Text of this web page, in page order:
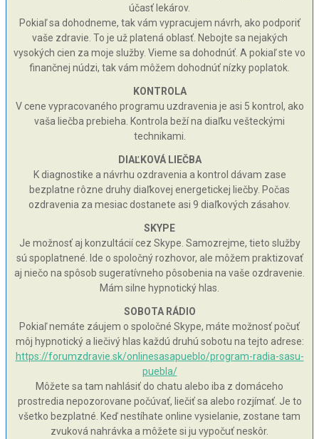
účasť lekárov.
Pokiaľ sa dohodneme, tak vám vypracujem návrh, ako podporiť
vaše zdravie. To je už platená oblasť. Nebojte sa nejakých
vysokých cien za moje služby. Vieme sa dohodnúť. A pokiaľ ste vo
finančnej núdzi, tak vám môžem dohodnúť nízky poplatok.
KONTROLA
V cene vypracovaného programu uzdravenia je asi 5 kontrol, ako
vaša liečba prebieha. Kontrola beží na diaľku vešteckými
technikami.
DIAĽKOVÁ LIEČBA
K diagnostike a návrhu ozdravenia a kontrol dávam zase
bezplatne rôzne druhy diaľkovej energetickej liečby. Počas
ozdravenia za mesiac dostanete asi 9 diaľkových zásahov.
SKYPE
Je možnosť aj konzultácií cez Skype. Samozrejme, tieto služby
sú spoplatnené. Ide o spoločný rozhovor, ale môžem praktizovať
aj niečo na spôsob sugeratívneho pôsobenia na vaše ozdravenie.
Mám silne hypnotický hlas.
SOBOTA RÁDIO
Pokiaľ nemáte záujem o spoločné Skype, máte možnosť počuť
môj hypnotický a liečivý hlas každú druhú sobotu na tejto adrese:
https://forumzdravie.sk/onlinesasapueblo/program-radia-sasu-
puebla/
Môžete sa tam nahlásiť do chatu alebo iba z domáceho
prostredia nepozorovane počúvať, liečiť sa alebo rozjímať. Je to
všetko bezplatné. Keď nestíhate online vysielanie, zostane tam
zvuková nahrávka a môžete si ju vypočuť neskôr.